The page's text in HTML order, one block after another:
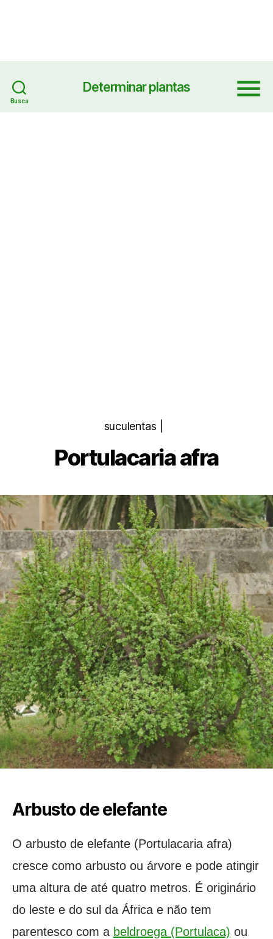
Busca
Determinar plantas Menu
Categorias
suculentas |
Portulacaria afra
Arbusto de elefante
O arbusto de elefante (Portulacaria afra)
cresce como arbusto ou árvore e pode atingir
uma altura de até quatro metros. É originário
do leste e do sul da África e não tem
parentesco com a beldroega (Portulaca) ou